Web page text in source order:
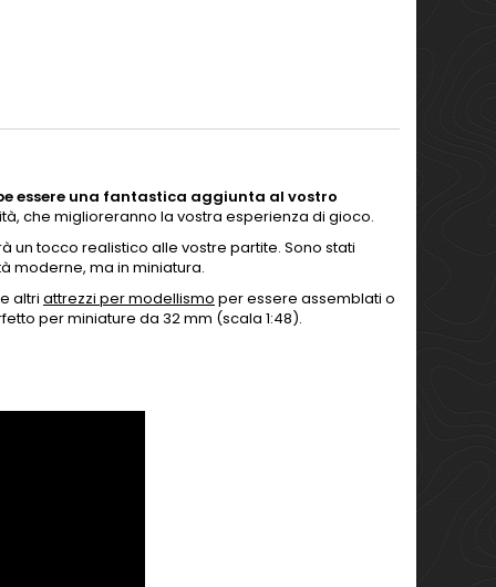
essere una fantastica aggiunta al vostro
che miglioreranno la vostra esperienza di gioco.
un tocco realistico alle vostre partite. Sono stati
moderne, ma in miniatura.
e altri attrezzi per modellismo per essere assemblati o
per miniature da 32 mm (scala 1:48).